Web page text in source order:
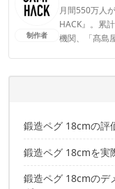
制作者
月間550万人
HACK』。累
機関、「髙島
CAMP
鍛造ペグ 18cmの評
鍛造ペグ 18cmを実
硬い地面にも耐え
鍛造ペグ 18cmのデ